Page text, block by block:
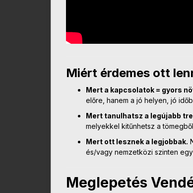
Miért érdemes ott
Mert a kapcsolatok = gyors
előre, hanem a jó helyen, jó
Mert tanulhatsz a legújabb
melyekkel kitűnhetsz a
Mert ott lesznek a legjobbak.
és/vagy nemzetközi szinten
Meglepetés